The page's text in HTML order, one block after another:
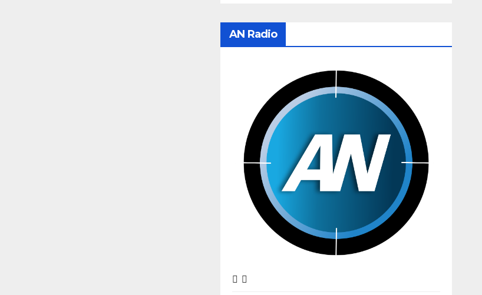
AN Radio